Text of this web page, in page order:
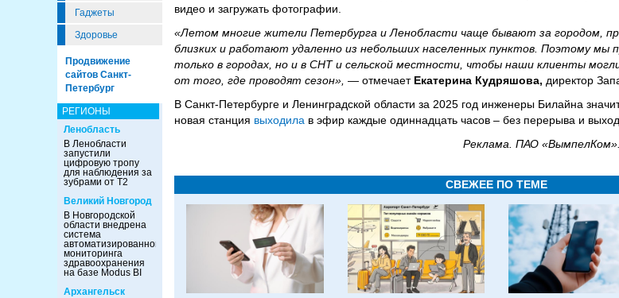
Гаджеты
Здоровье
Продвижение
сайтов Санкт-
Петербург
РЕГИОНЫ
Ленобласть
В Ленобласти
запустили
цифровую тропу
для наблюдения за
зубрами от Т2
Великий Новгород
В Новгородской
области внедрена
система
автоматизированного
мониторинга
здравоохранения
на базе Modus BI
Архангельск
видео и загружать фотографии.
«Летом многие жители Петербурга и Ленобласти чаще бывают за городом,
близких и работают удаленно из небольших населенных пунктов. Поэтому мы
только в городах, но и в СНТ и сельской местности, чтобы наши клиенты
от того, где проводят сезон», — отмечает Екатерина Кудряшова, директор
В Санкт-Петербурге и Ленинградской области за 2025 год инженеры Билайна
новая станция выходила в эфир каждые одиннадцать часов – без перерыва и
Реклама. ПАО
СВЕЖЕЕ ПО ТЕМЕ